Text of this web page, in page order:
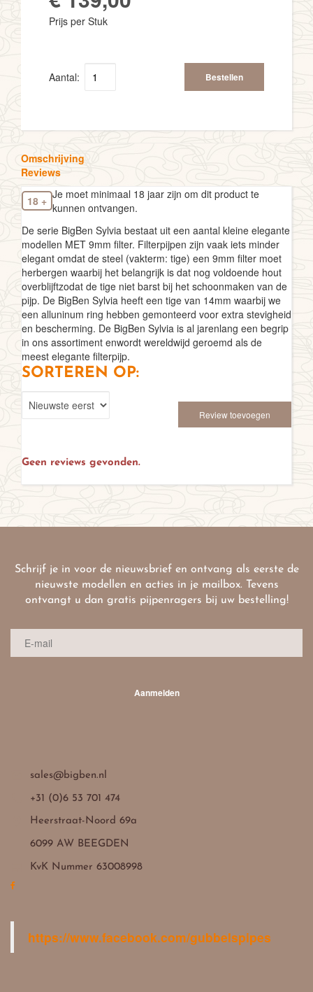
Prijs per Stuk
Aantal: Bestellen
Omschrijving
Reviews
18 + Je moet minimaal 18 jaar zijn om dit product te
kunnen ontvangen.
De serie BigBen Sylvia bestaat uit een aantal kleine elegante
modellen MET 9mm filter. Filterpijpen zijn vaak iets minder
elegant omdat de steel (vakterm: tige) een 9mm filter moet
herbergen waarbij het belangrijk is dat nog voldoende hout
overblijftzodat de tige niet barst bij het schoonmaken van de
pijp. De BigBen Sylvia heeft een tige van 14mm waarbij we
een alluninum ring hebben gemonteerd voor extra stevigheid
en bescherming. De BigBen Sylvia is al jarenlang een begrip
in ons assortiment enwordt wereldwijd geroemd als de
meest elegante filterpijp.
SORTEREN OP:
Review toevoegen
Geen reviews gevonden.
Schrijf je in voor de nieuwsbrief en ontvang als eerste de
nieuwste modellen en acties in je mailbox. Tevens
ontvangt u dan gratis pijpenragers bij uw bestelling!
Aanmelden
sales@bigben.nl
+31 (0)6 53 701 474
Heerstraat-Noord 69a
6099 AW BEEGDEN
KvK Nummer 63008998
https://www.facebook.com/gubbelspipes